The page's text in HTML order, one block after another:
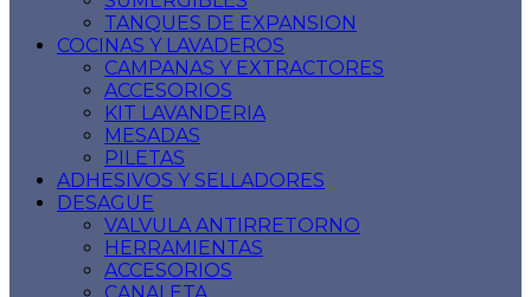
TANQUES DE EXPANSION
COCINAS Y LAVADEROS
CAMPANAS Y EXTRACTORES
ACCESORIOS
KIT LAVANDERIA
MESADAS
PILETAS
ADHESIVOS Y SELLADORES
DESAGUE
VALVULA ANTIRRETORNO
HERRAMIENTAS
ACCESORIOS